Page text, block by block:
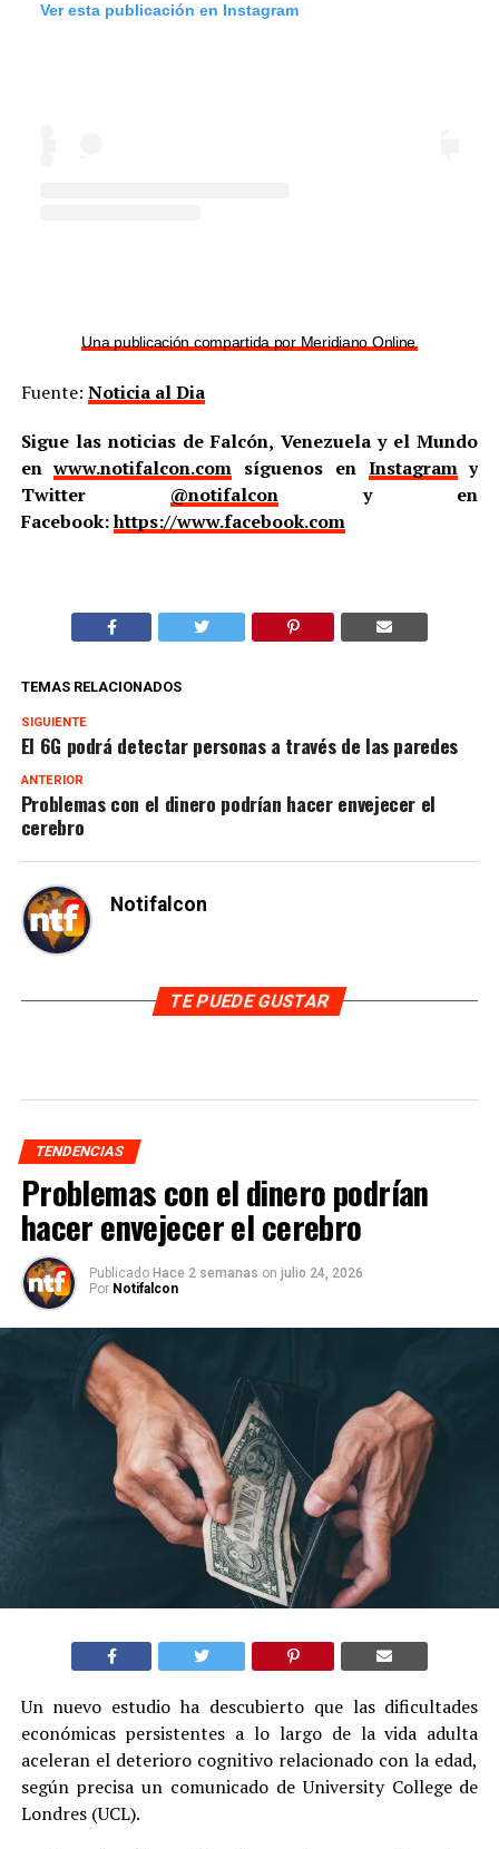
Ver esta publicación en Instagram
Una publicación compartida por Meridiano Online
Fuente: Noticia al Dia
Sigue las noticias de Falcón, Venezuela y el Mundo
enwww.notifalcon.com síguenos en Instagramy
Twitter @notifalcony en
Facebook:https://www.facebook.com
TEMAS RELACIONADOS
SIGUIENTE
El 6G podrá detectar personas a través de las paredes
ANTERIOR
Problemas con el dinero podrían hacer envejecer el
cerebro
Notifalcon
TE PUEDE GUSTAR
TENDENCIAS
Problemas con el dinero podrían
hacer envejecer el cerebro
Publicado Hace 2 semanas on julio 24, 2026
Por Notifalcon
Un nuevo estudio ha descubierto que las dificultades
económicas persistentes a lo largo de la vida adulta
aceleran el deterioro cognitivo relacionado con la edad,
según precisa un comunicado de University College de
Londres (UCL).